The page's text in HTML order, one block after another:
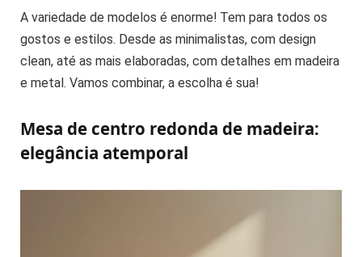
A variedade de modelos é enorme! Tem para todos os
gostos e estilos. Desde as minimalistas, com design
clean, até as mais elaboradas, com detalhes em madeira
e metal. Vamos combinar, a escolha é sua!
Mesa de centro redonda de madeira:
elegância atemporal